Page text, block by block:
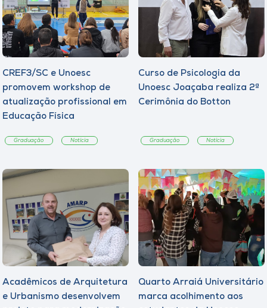
CREF3/SC e Unoesc
promovem workshop de
atualização profissional em
Educação Física
Graduação Notícia
Curso de Psicologia da
Unoesc Joaçaba realiza 2ª
Cerimônia do Botton
Graduação Notícia
Acadêmicos de Arquitetura
e Urbanismo desenvolvem
Quarto Arraiá Universitário
marca acolhimento aos